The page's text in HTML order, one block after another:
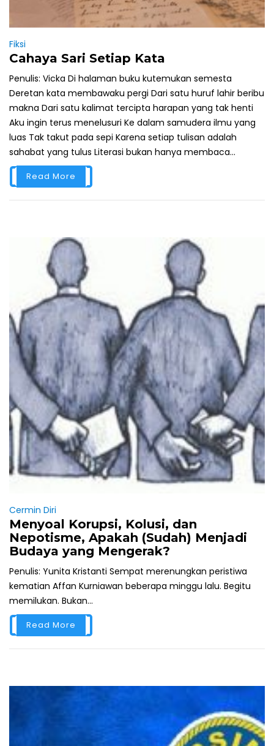
Fiksi
Cahaya Sari Setiap Kata
Penulis: Vicka Di halaman buku kutemukan semesta
Deretan kata membawaku pergi Dari satu huruf lahir beribu
makna Dari satu kalimat tercipta harapan yang tak henti
Aku ingin terus menelusuri Ke dalam samudera ilmu yang
luas Tak takut pada sepi Karena setiap tulisan adalah
sahabat yang tulus Literasi bukan hanya membaca...
Read More
Cermin Diri
Menyoal Korupsi, Kolusi, dan
Nepotisme, Apakah (Sudah) Menjadi
Budaya yang Mengerak?
Penulis: Yunita Kristanti Sempat merenungkan peristiwa
kematian Affan Kurniawan beberapa minggu lalu. Begitu
memilukan. Bukan...
Read More